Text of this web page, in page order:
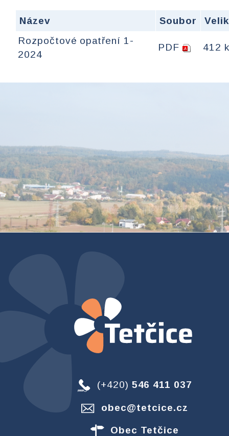
Název Soubor
Rozpočtové opatření 1-
2024
PDF 412
(+420) 546 411 037
obec@tetcice.cz
Obec Tetčice